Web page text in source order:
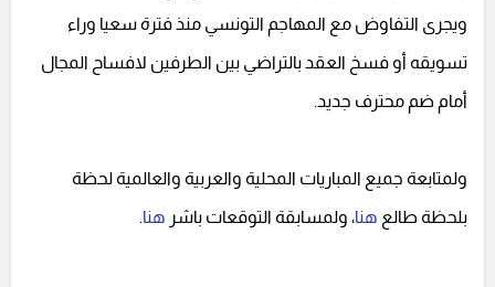
ويجرى التفاوض مع المهاجم التونسي منذ فترة سعيا وراء
تسويقه أو فسخ العقد بالتراضي بين الطرفين لافساح المجال
أمام ضم محترف جديد.
ولمتابعة جميع المباريات المحلية والعربية والعالمية لحظة
بلحظة طالع هنا، ولمسابقة التوقعات باشر هنا.